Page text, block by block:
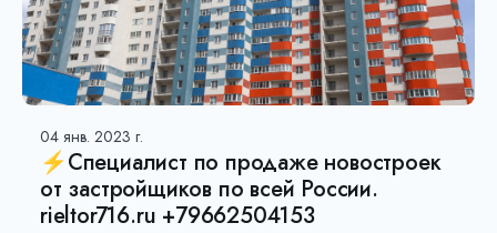
04 янв. 2023 г.
⚡Специалист по продаже новостроек
от застройщиков по всей России.
rieltor716.ru +79662504153